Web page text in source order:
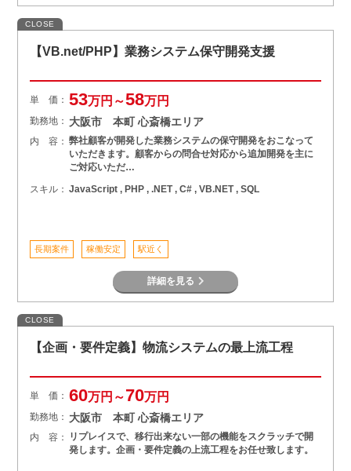
CLOSE
【VB.net/PHP】業務システム保守開発支援
単 価： 53万円～58万円
勤務地： 大阪市 本町 心斎橋エリア
内 容： 弊社顧客が開発した業務システムの保守開発をおこなって
いただきます。顧客からの問合せ対応から追加開発を主に
ご対応いただ…
スキル： JavaScript , PHP , .NET , C# , VB.NET , SQL
長期案件 稼働安定 駅近く
詳細を見る
CLOSE
【企画・要件定義】物流システムの最上流工程
単 価： 60万円～70万円
勤務地： 大阪市 本町 心斎橋エリア
内 容：
リプレイスで、移行出来ない一部の機能をスクラッチで開
発します。企画・要件定義の上流工程をお任せ致します。